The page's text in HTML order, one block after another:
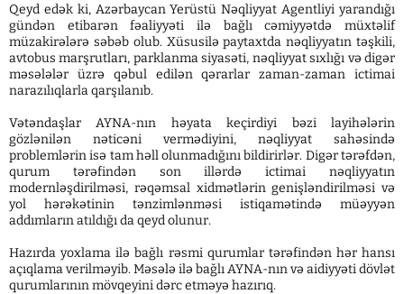
Qeyd edək ki, Azərbaycan Yerüstü Nəqliyyat Agentliyi yarandığı
gündən etibarən fəaliyyəti ilə bağlı cəmiyyətdə müxtəlif
müzakirələrə səbəb olub. Xüsusilə paytaxtda nəqliyyatın təşkili,
avtobus marşrutları, parklanma siyasəti, nəqliyyat sıxlığı və digər
məsələlər üzrə qəbul edilən qərarlar zaman-zaman ictimai
narazılıqlarla qarşılanıb.
Vətəndaşlar AYNA-nın həyata keçirdiyi bəzi layihələrin
gözlənilən nəticəni vermədiyini, nəqliyyat sahəsində
problemlərin isə tam həll olunmadığını bildirirlər. Digər tərəfdən,
qurum tərəfindən son illərdə ictimai nəqliyyatın
modernləşdirilməsi, rəqəmsal xidmətlərin genişləndirilməsi və
yol hərəkətinin tənzimlənməsi istiqamətində müəyyən
addımların atıldığı da qeyd olunur.
Hazırda yoxlama ilə bağlı rəsmi qurumlar tərəfindən hər hansı
açıqlama verilməyib. Məsələ ilə bağlı AYNA-nın və aidiyyəti dövlət
qurumlarının mövqeyini dərc etməyə hazırıq.